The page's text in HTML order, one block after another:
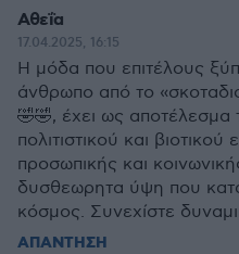
Αθεΐα
17.04.2025, 16:15
Η μόδα που επιτέλους
άνθρωπο από το
🤣🤣, έχει ως
πολιτιστικού και
προσωπικής και
δυσθεωρητα ύψη που
κόσμος. Συνεχίστε
ΑΠΑΝΤΗΣΗ